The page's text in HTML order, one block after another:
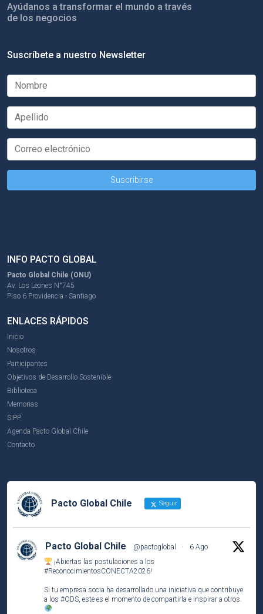
Ayúdanos a transformar el mundo a través
de los negocios
Suscríbete a nuestro Newsletter
INFO PACTO GLOBAL
Pacto Global Chile (ONU)
Av. Los Leones N°745
Piso 6 Providencia - Santiago
ENLACES RÁPIDOS
Inicio
Nosotros
Participantes
Objetivos de Desarrollo Sostenible
Biblioteca
Memorias
SIPP
Agenda Pacto Global Chile
Contacto
Pacto Global Chile Seguir
Pacto Global Chile @pactoglobal ·
6 Ago
¡Abiertas las postulaciones a los
#ReconocimientosCONECTA2026!
Si tu empresa socia ha desarrollado una iniciativa que contribuye
a los #ODS , este es el momento de compartirla e inspirar a otros.